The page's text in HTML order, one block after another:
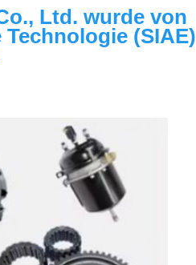
Ltd. wurde von
(SIAE)